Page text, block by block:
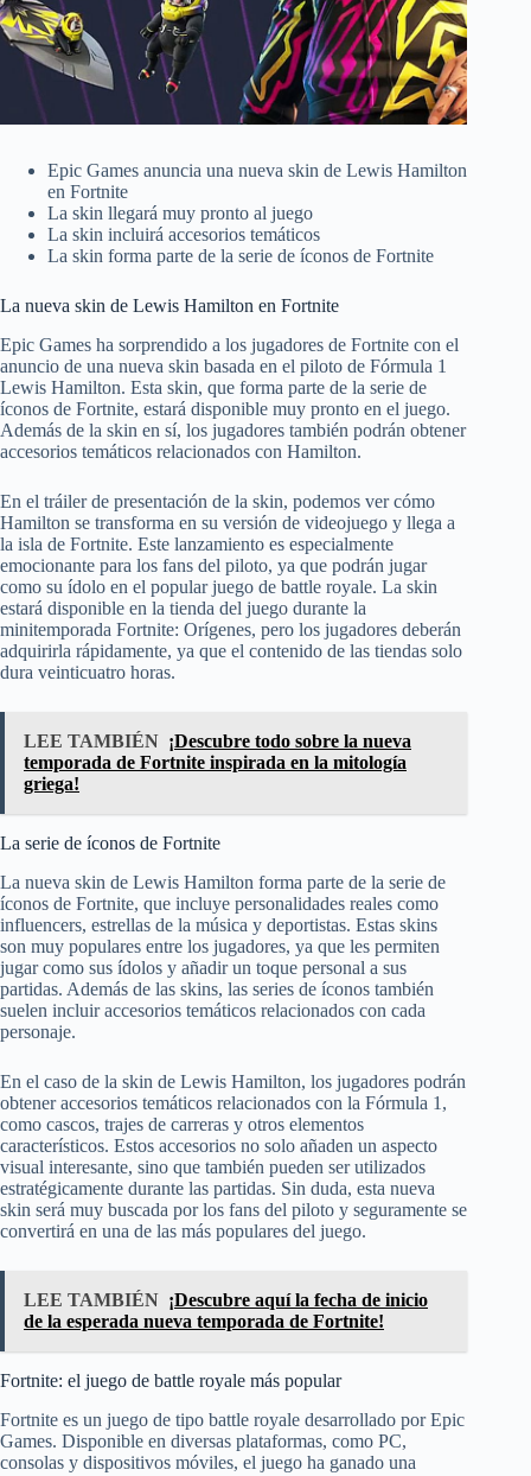
Epic Games anuncia una nueva skin de Lewis Hamilton
en Fortnite
La skin llegará muy pronto al juego
La skin incluirá accesorios temáticos
La skin forma parte de la serie de íconos de Fortnite
La nueva skin de Lewis Hamilton en Fortnite
Epic Games ha sorprendido a los jugadores de Fortnite con el
anuncio de una nueva skin basada en el piloto de Fórmula 1
Lewis Hamilton. Esta skin, que forma parte de la serie de
íconos de Fortnite, estará disponible muy pronto en el juego.
Además de la skin en sí, los jugadores también podrán obtener
accesorios temáticos relacionados con Hamilton.
En el tráiler de presentación de la skin, podemos ver cómo
Hamilton se transforma en su versión de videojuego y llega a
la isla de Fortnite. Este lanzamiento es especialmente
emocionante para los fans del piloto, ya que podrán jugar
como su ídolo en el popular juego de battle royale. La skin
estará disponible en la tienda del juego durante la
minitemporada Fortnite: Orígenes, pero los jugadores deberán
adquirirla rápidamente, ya que el contenido de las tiendas solo
dura veinticuatro horas.
LEE TAMBIÉN ¡Descubre todo sobre la nueva
temporada de Fortnite inspirada en la mitología
griega!
La serie de íconos de Fortnite
La nueva skin de Lewis Hamilton forma parte de la serie de
íconos de Fortnite, que incluye personalidades reales como
influencers, estrellas de la música y deportistas. Estas skins
son muy populares entre los jugadores, ya que les permiten
jugar como sus ídolos y añadir un toque personal a sus
partidas. Además de las skins, las series de íconos también
suelen incluir accesorios temáticos relacionados con cada
personaje.
En el caso de la skin de Lewis Hamilton, los jugadores podrán
obtener accesorios temáticos relacionados con la Fórmula 1,
como cascos, trajes de carreras y otros elementos
característicos. Estos accesorios no solo añaden un aspecto
visual interesante, sino que también pueden ser utilizados
estratégicamente durante las partidas. Sin duda, esta nueva
skin será muy buscada por los fans del piloto y seguramente se
convertirá en una de las más populares del juego.
LEE TAMBIÉN ¡Descubre aquí la fecha de inicio
de la esperada nueva temporada de Fortnite!
Fortnite: el juego de battle royale más popular
Fortnite es un juego de tipo battle royale desarrollado por Epic
Games. Disponible en diversas plataformas, como PC,
consolas y dispositivos móviles, el juego ha ganado una